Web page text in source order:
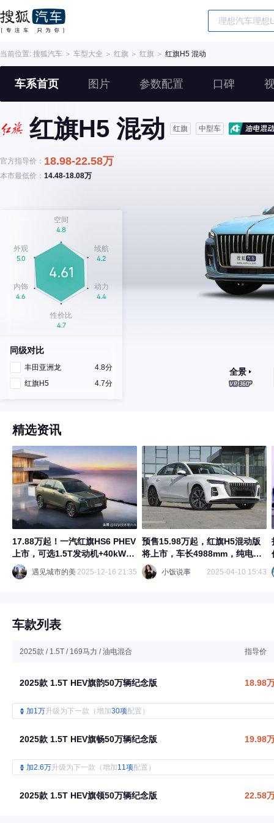
当前位置: 搜狐汽车 ＞ 车型大全 ＞ 红旗 ＞ 红旗 ＞ 红旗H5 混动
车系首页 图片 参数配置 口碑
红旗H5 混动 红旗 中型车
官方指导价： 18.98-22.58万
本市最低价： 14.48-18.08万
同级对比
丰田亚洲龙
4.8分
红旗H5
4.7分
全景
精选资讯
17.88万起！一汽红旗HS6 PHEV
上市，可选1.5T发动机+40kWh
电池！
遇见城市的美2025-12-16 21:35
预售15.98万起，红旗H5混动版
将上市，车长4988mm，纯电续
航170km
小饭说事 2025-04-10 15:43
车款列表
2025款 / 1.5T / 169马力 / 油电混合 指导价
2025款 1.5T HEV旗韵50万辆纪念版 18.98
加1万升级为下一款（增加30项配置）
2025款 1.5T HEV旗畅50万辆纪念版 19.98
加2.6万升级为下一款（增加11项配置）
2025款 1.5T HEV旗领50万辆纪念版 22.58